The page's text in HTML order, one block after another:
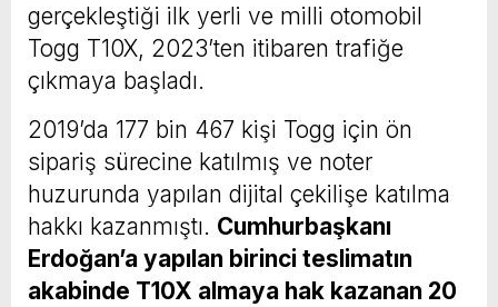
gerçekleştiği ilk yerli ve milli otomobil
Togg T10X, 2023’ten itibaren trafiğe
çıkmaya başladı.
2019’da 177 bin 467 kişi Togg için ön
sipariş sürecine katılmış ve noter
huzurunda yapılan dijital çekilişe katılma
hakkı kazanmıştı. Cumhurbaşkanı
Erdoğan’a yapılan birinci teslimatın
akabinde T10X almaya hak kazanan 20